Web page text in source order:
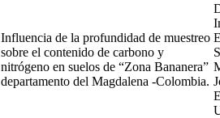
Influencia de la profundidad de muestreo
sobre el contenido de carbono y
nitrógeno en suelos de “Zona Bananera”
departamento del Magdalena -Colombia.